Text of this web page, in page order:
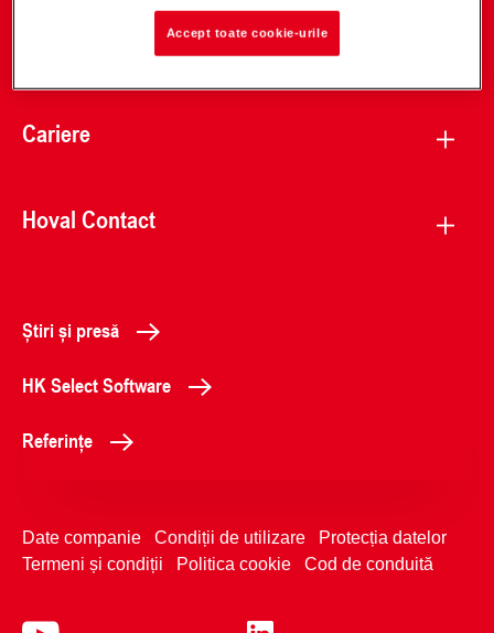
Cariere
Hoval Contact
Știri și presă
HK Select Software
Referințe
Date companie Condiții de utilizare
Protecția datelor
Termeni și condiții
Politica cookie Cod de conduită
Accept toate cookie-urile